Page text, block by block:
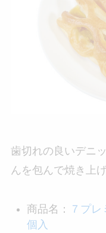
歯切れの良いデニ
んを包んで焼き上
商品名：
７プ
個入